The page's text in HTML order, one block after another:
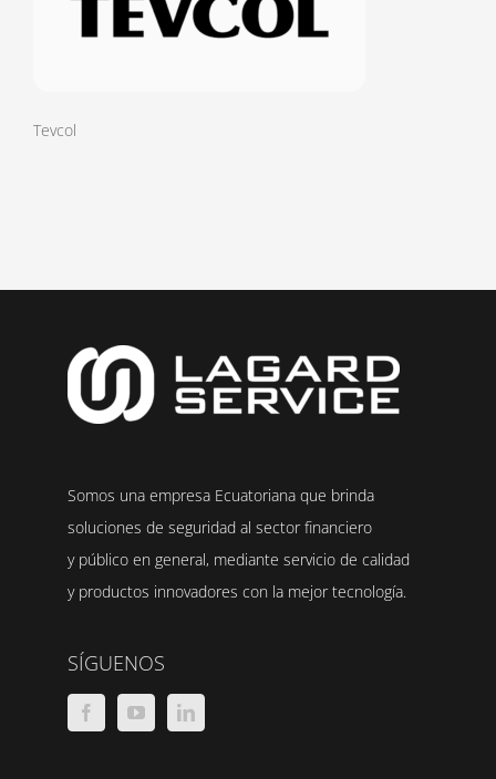
Tevcol
Somos una empresa Ecuatoriana que brinda
soluciones de seguridad al sector financiero
y público en general, mediante servicio de calidad
y productos innovadores con la mejor tecnología.
SÍGUENOS